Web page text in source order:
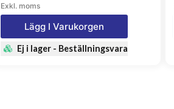
Exkl. moms
Lägg I Varukorgen
Ej i lager - Beställningsvara